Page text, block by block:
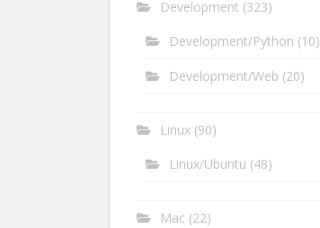
Development (323)
Development/Python (10)
Development/Web (20)
Linux(90)
Linux/Ubuntu (48)
Mac (22)